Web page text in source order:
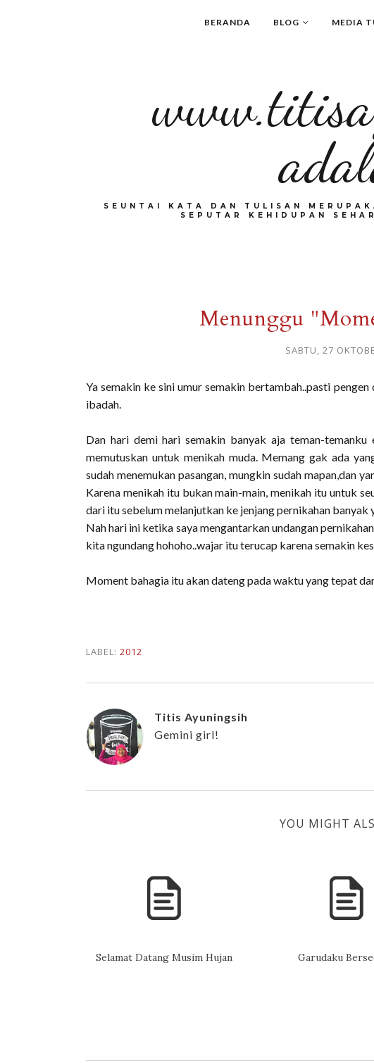
BERANDA BLOG MEDIA
SEUNTAI KATA DAN TULISAN
SEPUTAR KEHIDUPAN
Menunggu
SABTU, 27
Ya semakin ke sini umur semakin bertambah..pasti
ibadah.
Dan hari demi hari semakin banyak aja teman-
memutuskan untuk menikah muda. Memang gak ada
sudah menemukan pasangan, mungkin sudah mapan,dan
Karena menikah itu bukan main-main, menikah itu untuk
dari itu sebelum melanjutkan ke jenjang pernikahan banyak
Nah hari ini ketika saya mengantarkan undangan
kita ngundang hohoho..wajar itu terucap karena semakin
Moment bahagia itu akan dateng pada waktu yang tepat
LABEL: 2012
Titis Ayuningsih
Gemini girl!
YOU MIGHT
Selamat Datang Musim Hujan Garudaku